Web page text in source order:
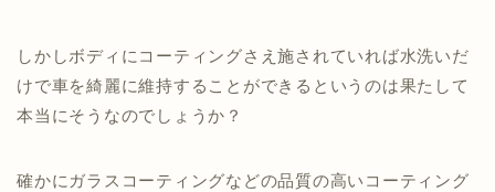
しかしボディにコーティングさえ施されていれば水洗いだ
けで車を綺麗に維持することができるというのは果たして
本当にそうなのでしょうか？
確かにガラスコーティングなどの品質の高いコーティング